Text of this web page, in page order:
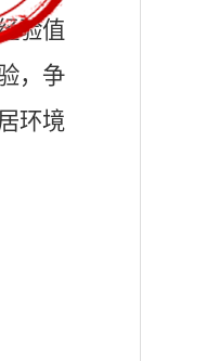
验值
，争
环境